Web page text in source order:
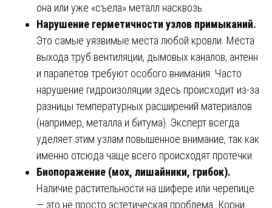
она или уже «съела» металл насквозь.
Нарушение герметичности узлов примыканий.
Это самые уязвимые места любой кровли. Места
выхода труб вентиляции, дымовых каналов, антенн
и парапетов требуют особого внимания. Часто
нарушение гидроизоляции здесь происходит из-за
разницы температурных расширений материалов
(например, металла и битума). Эксперт всегда
уделяет этим узлам повышенное внимание, так как
именно отсюда чаще всего происходят протечки.
Биопоражение (мох, лишайники, грибок).
Наличие растительности на шифере или черепице
— это не просто эстетическая проблема. Корни